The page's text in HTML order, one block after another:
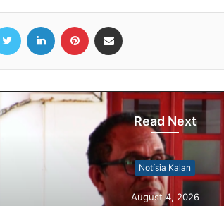
Read Next
Notísia Kalan
August 4, 2026